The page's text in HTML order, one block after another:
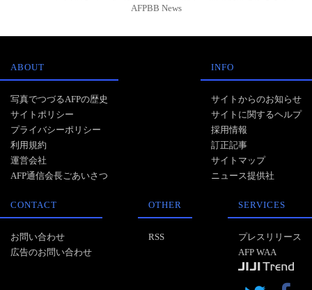
AFPBB News
ABOUT
写真でつづるAFPの歴史
サイトポリシー
プライバシーポリシー
利用規約
運営会社
AFP通信会長ごあいさつ
INFO
サイトからのお知らせ
サイトに関するヘルプ
採用情報
訂正記事
サイトマップ
ニュース提供社
CONTACT
お問い合わせ
広告のお問い合わせ
OTHER
RSS
SERVICES
プレスリリース
AFP WAA